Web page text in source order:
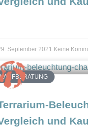
September 2021 Keine
KAUFBERATUNG
und